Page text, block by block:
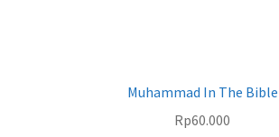
Muhammad In The Bible
Rp60.000